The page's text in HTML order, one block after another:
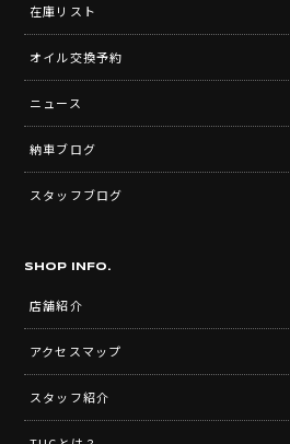
在庫リスト
オイル交換予約
ニュース
納車ブログ
スタッフブログ
SHOP INFO.
店舗紹介
アクセスマップ
スタッフ紹介